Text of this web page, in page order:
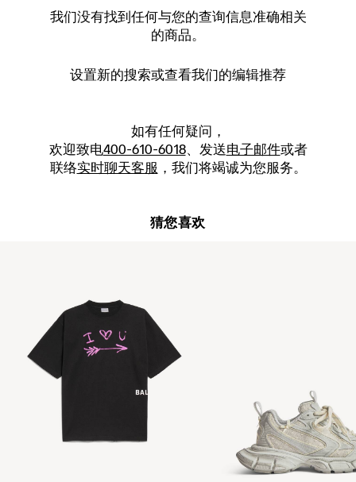
我们没有找到任何与您的查询信息准确相关
的商品。
设置新的搜索或查看我们的编辑推荐
如有任何疑问，
欢迎致电400-610-6018、发送电子邮件或者
联络实时聊天客服 ，我们将竭诚为您服务。
猜您喜欢